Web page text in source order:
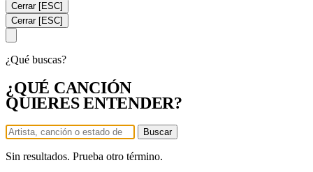
Cerrar [ESC]
Cerrar [ESC]
¿Qué buscas?
¿QUÉ CANCIÓN
QUIERES ENTENDER?
Buscar
Sin resultados. Prueba otro término.